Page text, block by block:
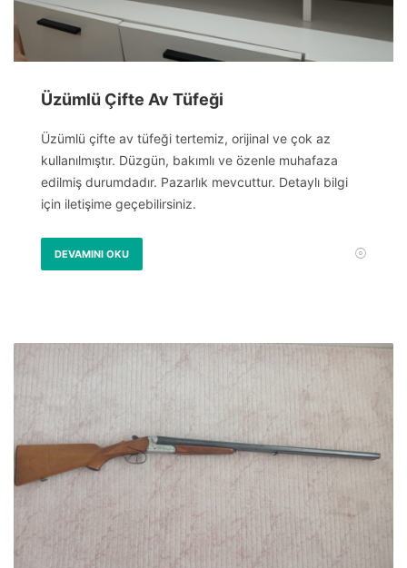
Üzümlü Çifte Av Tüfeği
Üzümlü çifte av tüfeği tertemiz, orijinal ve çok az
kullanılmıştır. Düzgün, bakımlı ve özenle muhafaza
edilmiş durumdadır. Pazarlık mevcuttur. Detaylı bilgi
için iletişime geçebilirsiniz.
DEVAMINI OKU